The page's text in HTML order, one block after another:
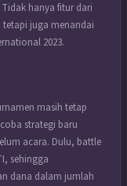
hanya fitur dari
tetapi juga menandai
2023.
masih tetap
strategi baru
acara. Dulu, battle
sehingga
dana dalam jumlah